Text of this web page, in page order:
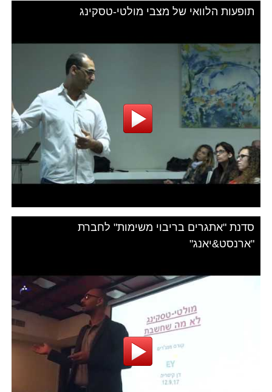
תופעות הלוואי של מצבי מולטי-טסקינג
סדנת "אתגרים בריבוי משימות" לחברת
"ארנסט&יאנג"